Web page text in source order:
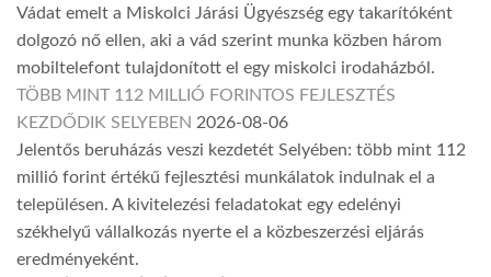
Vádat emelt a Miskolci Járási Ügyészség egy takarítóként
dolgozó nő ellen, aki a vád szerint munka közben három
mobiltelefont tulajdonított el egy miskolci irodaházból.
TÖBB MINT 112 MILLIÓ FORINTOS FEJLESZTÉS
KEZDŐDIK SELYEBEN 2026-08-06
Jelentős beruházás veszi kezdetét Selyében: több mint 112
millió forint értékű fejlesztési munkálatok indulnak el a
településen. A kivitelezési feladatokat egy edelényi
székhelyű vállalkozás nyerte el a közbeszerzési eljárás
eredményeként.